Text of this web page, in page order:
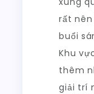
rất
buổi
Khu
thêm
giải trí